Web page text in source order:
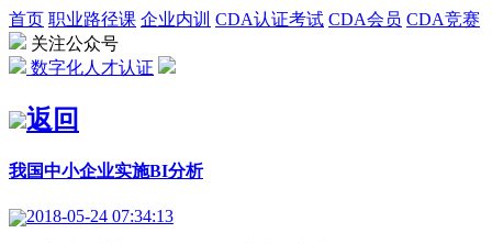
首页 职业路径课 企业内训 CDA认证考试 CDA会员 CDA竞赛
关注公众号
数字化人才认证
返回
我国中小企业实施BI分析
2018-05-24 07:34:13